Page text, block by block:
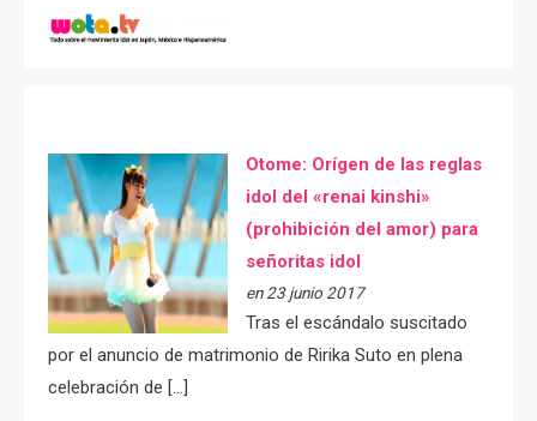
Otome: Orígen de las reglas
idol del «renai kinshi»
(prohibición del amor) para
señoritas idol
en 23 junio 2017
Tras el escándalo suscitado
por el anuncio de matrimonio de Ririka Suto en plena
celebración de […]